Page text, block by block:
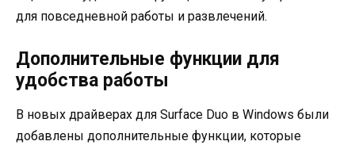
для повседневной работы и развлечений.
Дополнительные функции для
удобства работы
В новых драйверах для Surface Duo в Windows были
добавлены дополнительные функции, которые